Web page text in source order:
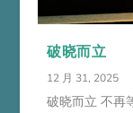
破晓而立
12 月 31, 2025
破晓而立 不再